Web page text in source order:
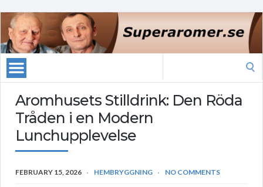
Aromhusets Stilldrink: Den Röda
Tråden i en Modern
Lunchupplevelse
FEBRUARY 15, 2026 HEMBRYGGNING NO COMMENTS